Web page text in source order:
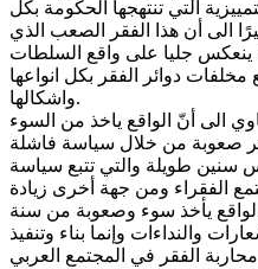
التي تنتهجها الحكومة بكل
الى أن هذا الفقر الصعب الذي
ينعكس جليا على واقع السلطات
مخلفات دوائر الفقر بكل انواعها
واشكالها.
الى أنّ الواقع ياخذ من السوء
صعوبة من خلال سياسة فاشلة
طويلة والتي تتبع سياسة
الفقراء ومن جهة أخرى زيادة
الواقع يأخذ سوء وصعوبة من سنة
والنداءات وإنما بناء وتنفيذ